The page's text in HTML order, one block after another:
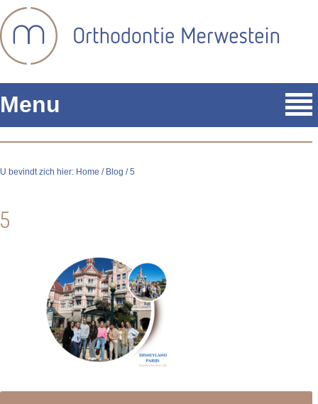
Menu
U bevindt zich hier: Home / Blog / 5
5